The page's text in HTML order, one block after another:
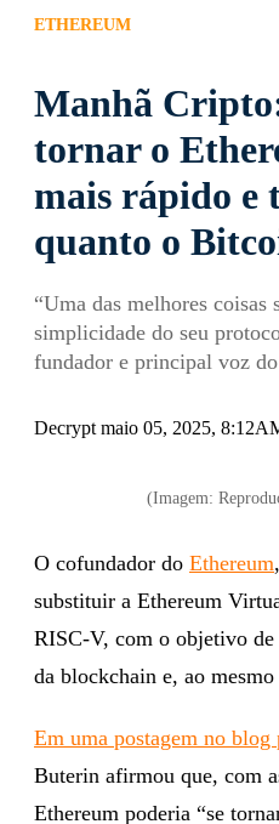
ETHEREUM
Manhã
tornar o
mais rápido e
quanto o
“Uma das melhores coisas
simplicidade do seu
fundador e principal voz
Decrypt maio 05, 2025,
(Imagem:
O cofundador do Ethereum,
substituir a Ethereum
RISC-V, com o objetivo de
da blockchain e, ao
Em uma postagem no
Buterin afirmou que, com
Ethereum poderia “se